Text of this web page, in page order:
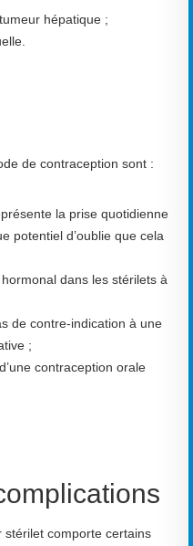
hépatique ;
de contraception sont :
la prise quotidienne
potentiel d’oublie que cela
dans les stérilets à
de contre-indication à une
;
contraception orale
stérilet comporte certains